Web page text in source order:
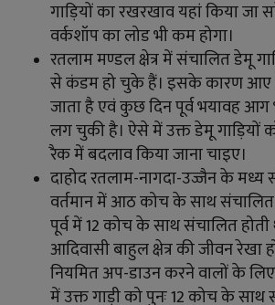
गाड़ियों का रखरखाव यहां किया जा
वर्कशॉप का लोड भी कम होगा।
रतलाम मण्डल क्षेत्र में संचालित डेमू
से कंडम हो चुके हैं। इसके कारण आए
जाता है एवं कुछ दिन पूर्व भयावह आग
लग चुकी है। ऐसे में उक्त डेमू गाड़ियों
रैक में बदलाव किया जाना चाइए।
दाहोद रतलाम-नागदा-उज्जैन के मध्य
वर्तमान में आठ कोच के साथ संचालित
पूर्व में 12 कोच के साथ संचालित होती
आदिवासी बाहुल क्षेत्र की जीवन रेखा
नियमित अप-डाउन करने वालों के
में उक्त गाड़ी को पुनः 12 कोच के साथ